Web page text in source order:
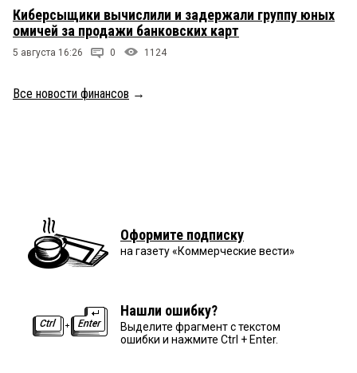
Киберсыщики вычислили и задержали группу юных
омичей за продажи банковских карт
5 августа 16:26 0 1124
Все новости финансов →
Оформите подписку
на газету «Коммерческие вести»
Нашли ошибку?
Выделите фрагмент с текстом
ошибки и нажмите Ctrl + Enter.